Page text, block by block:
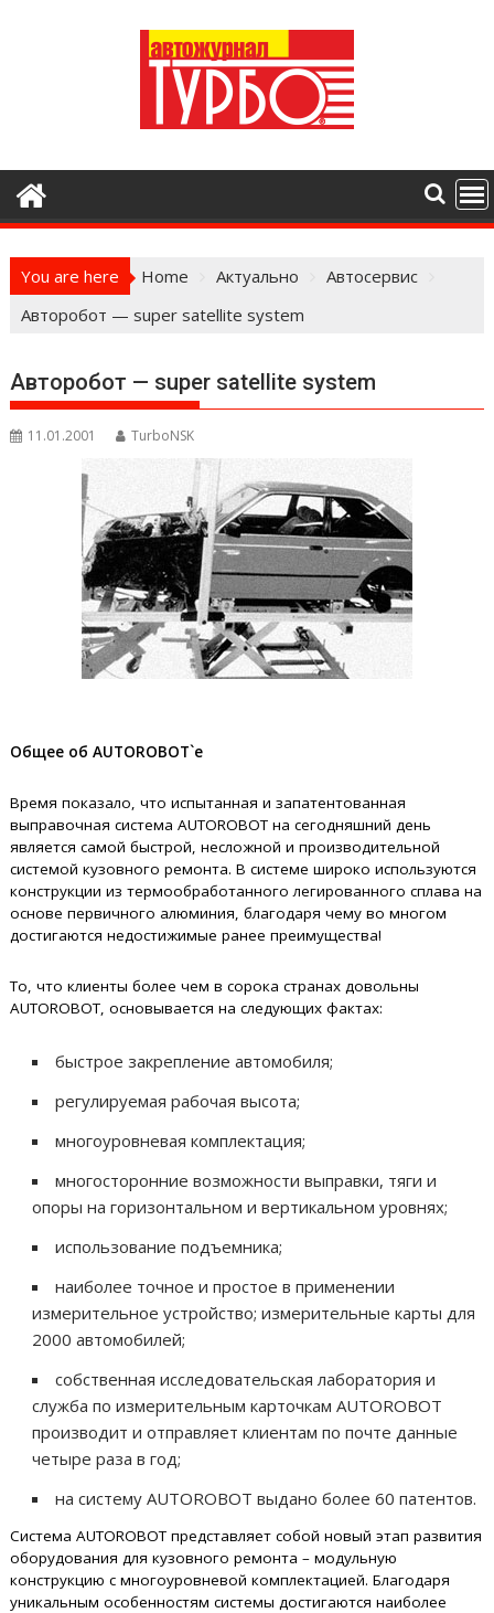
You are here Home Актуально
Автосервис
Авторобот — super satellite system
Авторобот — super satellite system
11.01.2001 TurboNSK
Общее об AUTOROBOT`е
Время показало, что испытанная и запатентованная
выправочная система AUTOROBOT на сегодняшний день
является самой быстрой, несложной и производительной
системой кузовного ремонта. В системе широко используются
конструкции из термообработанного легированного сплава на
основе первичного алюминия, благодаря чему во многом
достигаются недостижимые ранее преимущества!
То, что клиенты более чем в сорока странах довольны
AUTOROBOT, основывается на следующих фактах:
быстрое закрепление автомобиля;
регулируемая рабочая высота;
многоуровневая комплектация;
многосторонние возможности выправки, тяги и
опоры на горизонтальном и вертикальном уровнях;
использование подъемника;
наиболее точное и простое в применении
измерительное устройство; измерительные карты для
2000 автомобилей;
собственная исследовательская лаборатория и
служба по измерительным карточкам AUTOROBOT
производит и отправляет клиентам по почте данные
четыре раза в год;
на систему AUTOROBOT выдано более 60 патентов.
Система AUTOROBOT представляет собой новый этап развития
оборудования для кузовного ремонта – модульную
конструкцию с многоуровневой комплектацией. Благодаря
уникальным особенностям системы достигаются наиболее